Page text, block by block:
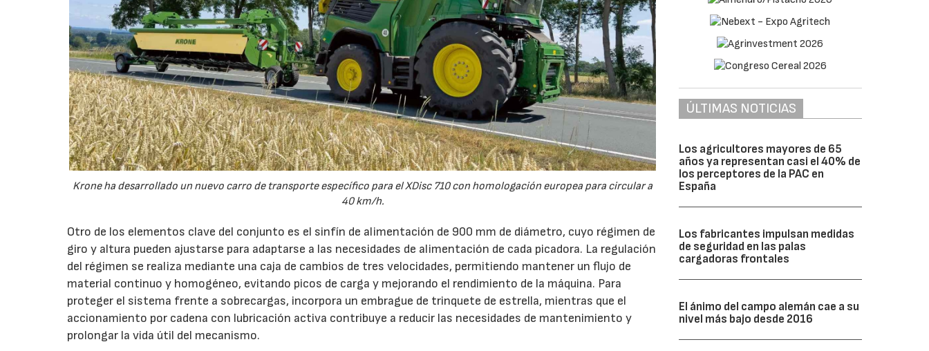
Krone ha desarrollado un nuevo carro de transporte específico para el XDisc 710 con homologación europea para circular a
40 km/h.
Otro de los elementos clave del conjunto es el sinfín de alimentación de 900 mm de diámetro, cuyo régimen de
giro y altura pueden ajustarse para adaptarse a las necesidades de alimentación de cada picadora. La regulación
del régimen se realiza mediante una caja de cambios de tres velocidades, permitiendo mantener un flujo de
material continuo y homogéneo, evitando picos de carga y mejorando el rendimiento de la máquina. Para
proteger el sistema frente a sobrecargas, incorpora un embrague de trinquete de estrella, mientras que el
accionamiento por cadena con lubricación activa contribuye a reducir las necesidades de mantenimiento y
prolongar la vida útil del mecanismo.
ÚLTIMAS NOTICIAS
Los agricultores mayores de 65
años ya representan casi el 40% de
los perceptores de la PAC en
España
Los fabricantes impulsan medidas
de seguridad en las palas
cargadoras frontales
El ánimo del campo alemán cae a su
nivel más bajo desde 2016